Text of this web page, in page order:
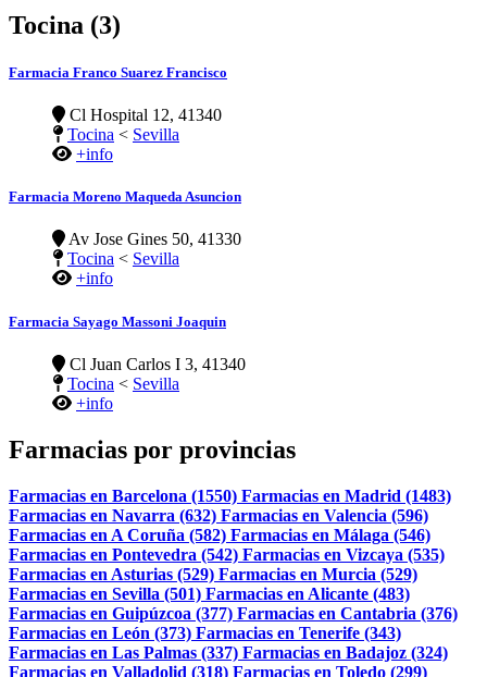
Tocina (3)
Farmacia Franco Suarez Francisco
Cl Hospital 12, 41340
Tocina < Sevilla
+info
Farmacia Moreno Maqueda Asuncion
Av Jose Gines 50, 41330
Tocina < Sevilla
+info
Farmacia Sayago Massoni Joaquin
Cl Juan Carlos I 3, 41340
Tocina < Sevilla
+info
Farmacias por provincias
Farmacias en Barcelona (1550) Farmacias en Madrid (1483)
Farmacias en Navarra (632) Farmacias en Valencia (596)
Farmacias en A Coruña (582) Farmacias en Málaga (546)
Farmacias en Pontevedra (542) Farmacias en Vizcaya (535)
Farmacias en Asturias (529) Farmacias en Murcia (529)
Farmacias en Sevilla (501) Farmacias en Alicante (483)
Farmacias en Guipúzcoa (377) Farmacias en Cantabria (376)
Farmacias en León (373) Farmacias en Tenerife (343)
Farmacias en Las Palmas (337) Farmacias en Badajoz (324)
Farmacias en Valladolid (318) Farmacias en Toledo (299)